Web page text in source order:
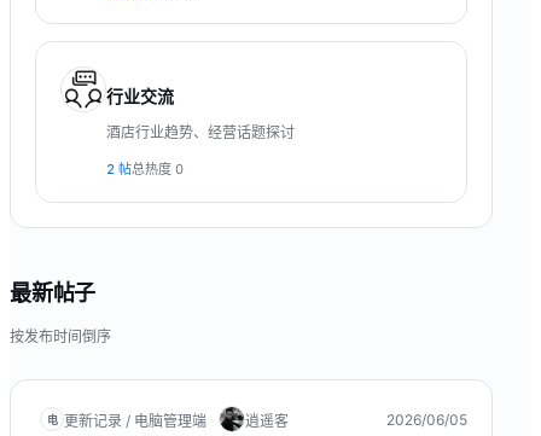
行业交流
酒店行业趋势、经营话题探讨
2 帖总热度 0
最新帖子
按发布时间倒序
电 更新记录 / 电脑管理端 逍遥客 2026/06/05